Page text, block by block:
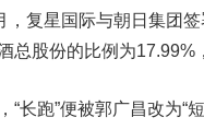
，复星国际与朝日集团
总股份的比例为17.99%
跑”便被郭广昌改为“短